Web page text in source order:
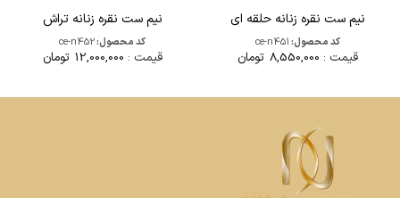
نیم ست نقره زنانه حلقه ای
کد محصول:ce-n451
قیمت : 8,550,000 تومان
نیم ست نقره زنانه تراش
کد محصول:ce-n452
قیمت : 12,000,000 تومان